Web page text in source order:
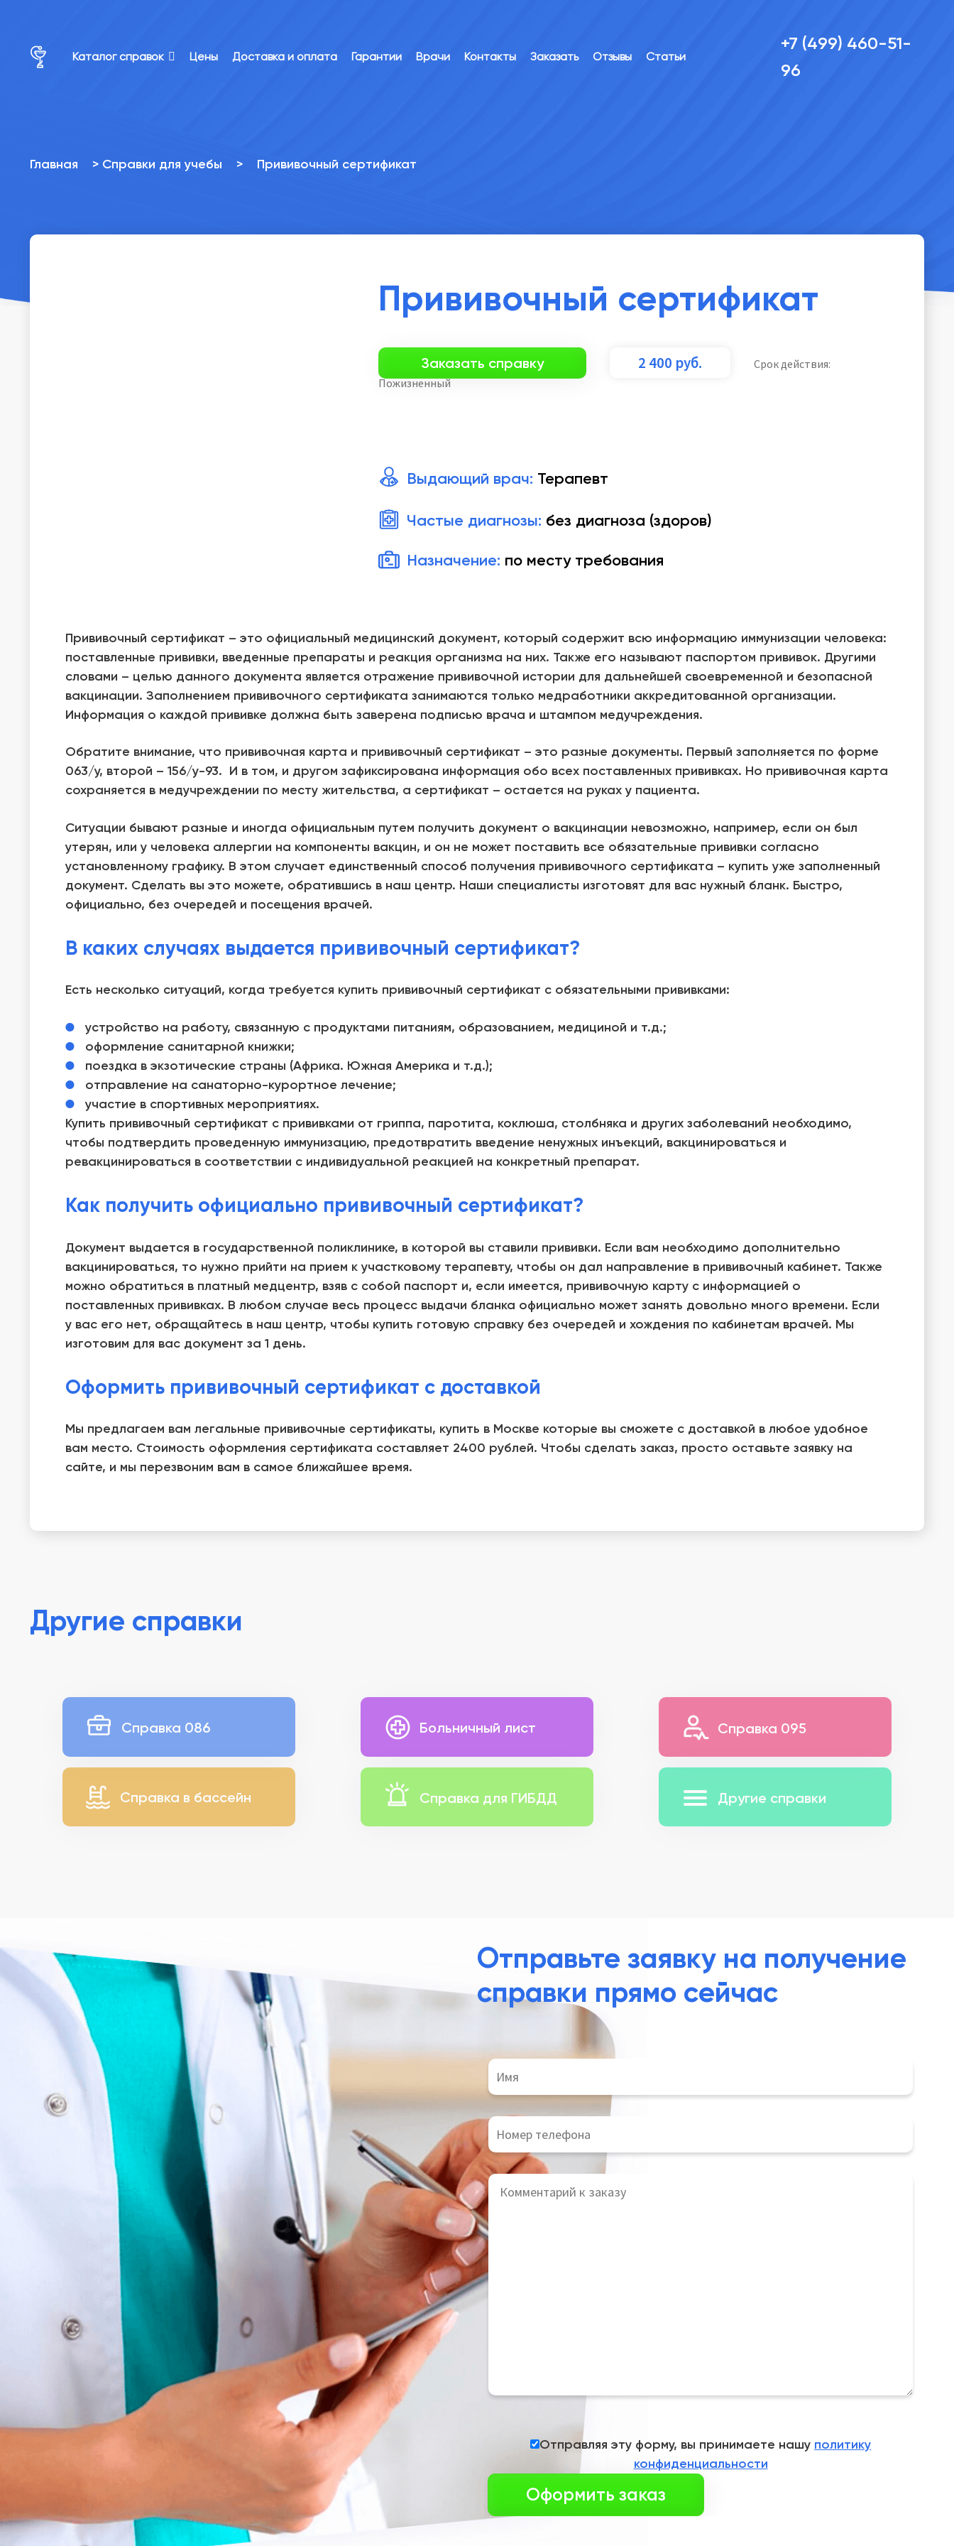
Каталог справок Цены Доставка и оплата Гарантии Врачи Контакты Заказать Отзывы Статьи
+7 (499) 460-51-
96
Главная > Справки для учебы > Прививочный сертификат
Прививочный сертификат
Заказать справку 2 400 руб.
Срок действия:
Пожизненный
Выдающий врач: Терапевт
Частые диагнозы: без диагноза (здоров)
Назначение: по месту требования
Прививочный сертификат – это официальный медицинский документ, который содержит всю информацию иммунизации человека:
поставленные прививки, введенные препараты и реакция организма на них. Также его называют паспортом прививок. Другими
словами – целью данного документа является отражение прививочной истории для дальнейшей своевременной и безопасной
вакцинации. Заполнением прививочного сертификата занимаются только медработники аккредитованной организации.
Информация о каждой прививке должна быть заверена подписью врача и штампом медучреждения.
Обратите внимание, что прививочная карта и прививочный сертификат – это разные документы. Первый заполняется по форме
063/у, второй – 156/у-93. И в том, и другом зафиксирована информация обо всех поставленных прививках. Но прививочная карта
сохраняется в медучреждении по месту жительства, а сертификат – остается на руках у пациента.
Ситуации бывают разные и иногда официальным путем получить документ о вакцинации невозможно, например, если он был
утерян, или у человека аллергии на компоненты вакцин, и он не может поставить все обязательные прививки согласно
установленному графику. В этом случает единственный способ получения прививочного сертификата – купить уже заполненный
документ. Сделать вы это можете, обратившись в наш центр. Наши специалисты изготовят для вас нужный бланк. Быстро,
официально, без очередей и посещения врачей.
В каких случаях выдается прививочный сертификат?
Есть несколько ситуаций, когда требуется купить прививочный сертификат с обязательными прививками:
устройство на работу, связанную с продуктами питаниям, образованием, медициной и т.д.;
оформление санитарной книжки;
поездка в экзотические страны (Африка. Южная Америка и т.д.);
отправление на санаторно-курортное лечение;
участие в спортивных мероприятиях.
Купить прививочный сертификат с прививками от гриппа, паротита, коклюша, столбняка и других заболеваний необходимо,
чтобы подтвердить проведенную иммунизацию, предотвратить введение ненужных инъекций, вакцинироваться и
ревакцинироваться в соответствии с индивидуальной реакцией на конкретный препарат.
Как получить официально прививочный сертификат?
Документ выдается в государственной поликлинике, в которой вы ставили прививки. Если вам необходимо дополнительно
вакцинироваться, то нужно прийти на прием к участковому терапевту, чтобы он дал направление в прививочный кабинет. Также
можно обратиться в платный медцентр, взяв с собой паспорт и, если имеется, прививочную карту с информацией о
поставленных прививках. В любом случае весь процесс выдачи бланка официально может занять довольно много времени. Если
у вас его нет, обращайтесь в наш центр, чтобы купить готовую справку без очередей и хождения по кабинетам врачей. Мы
изготовим для вас документ за 1 день.
Оформить прививочный сертификат с доставкой
Мы предлагаем вам легальные прививочные сертификаты, купить в Москве которые вы сможете с доставкой в любое удобное
вам место. Стоимость оформления сертификата составляет 2400 рублей. Чтобы сделать заказ, просто оставьте заявку на
сайте, и мы перезвоним вам в самое ближайшее время.
Другие справки
Справка 086 Больничный лист Справка 095
Справка в бассейн Справка для ГИБДД Другие справки
Отправьте заявку на получение
справки прямо сейчас
Отправляя эту форму, вы принимаете нашу политику
конфиденциальности